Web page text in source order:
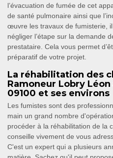
l’évacuation de fumée de cet
de santé pulmonaire ainsi que
œuvre les travaux de fumisterie,
négliger l’étape sur la demande
prestataire. Cela vous permet
préparatif de votre projet.
La réhabilitation des
Ramoneur Lobry Léon
09100 et ses environs
Les fumistes sont des
main un grand nombre
procéder à la réhabilitation de la
conseille vivement de vous
C'est un expert qui a plusieurs